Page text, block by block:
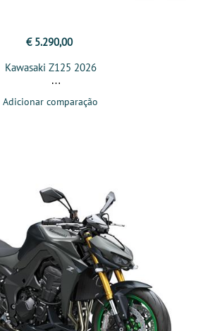
€ 5.290,00
Kawasaki Z125 2026
Adicionar comparação